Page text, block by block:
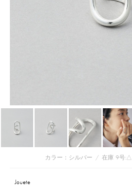
カラー：シルバー / 在庫 9号:△
Jouete